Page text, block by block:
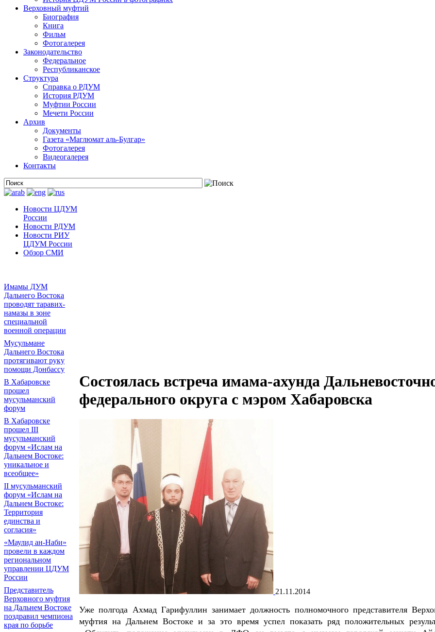
Верховный муфтий
Биография
Книга
Фильм
Фотогалерея
Законодательство
Федеральное
Республиканское
Структура
Справка о РДУМ
История РДУМ
Муфтии России
Мечети России
Архив
Документы
Газета «Маглюмат аль-Булгар»
Фотогалерея
Видеогалерея
Контакты
Новости ЦДУМ
России
Новости РДУМ
Новости РИУ
ЦДУМ России
Обзор СМИ
Имамы ДУМ
Дальнего Востока
проводят таравих-
намазы в зоне
специальной
военной операции
Мусульмане
Дальнего Востока
протягивают руку
помощи Донбассу
В Хабаровске
прошел
мусульманский
форум
В Хабаровске
прошел III
мусульманский
форум «Ислам на
Дальнем Востоке:
уникальное и
всеобщее»
II мусульманский
форум «Ислам на
Дальнем Востоке:
Территория
единства и
согласия»
«Маулид ан-Наби»
провели в каждом
региональном
управлении ЦДУМ
России
Представитель
Верховного муфтия
на Дальнем Востоке
поздравил чемпиона
края по борьбе
Состоялась встреча имама-ахунда
федерального округа с мэром Хабаровска
21.11.2014
Уже полгода Ахмад Гарифуллин занимает должность полномочного представителя
муфтия на Дальнем Востоке и за это время успел показать ряд положительных